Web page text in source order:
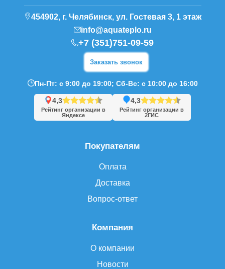
Компания
О компании
Новости
Покупателям
Оплата
Доставка
Вопрос-ответ
454902, г. Челябинск, ул. Гостевая 3, 1 этаж
info@aquateplo.ru
+7 (351)751-09-59
Заказать звонок
Пн-Пт: с 9:00 до 19:00; Сб-Вс: с 10:00 до 16:00
4,3
Рейтинг организации в
Яндексе
4,3
Рейтинг организации в
2ГИС